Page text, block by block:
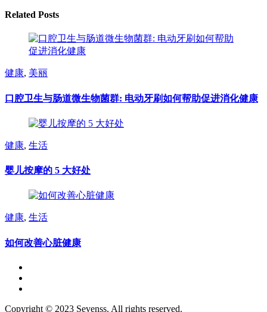
Related Posts
健康, 美丽
口腔卫生与肠道微生物菌群: 电动牙刷如何帮助促进消化健康
健康, 生活
婴儿按摩的 5 大好处
健康, 生活
如何改善心脏健康
Copyright © 2023 Sevenss. All rights reserved.